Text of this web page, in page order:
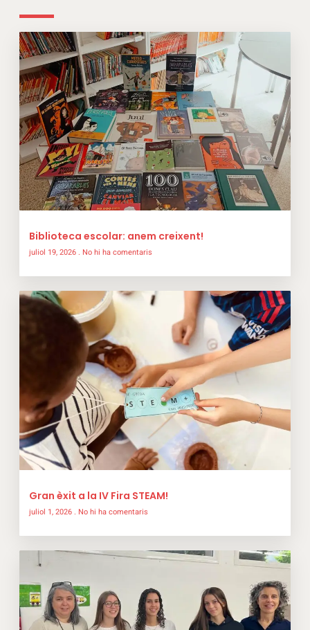
Biblioteca escolar: anem creixent!
juliol 19, 2026 No hi ha comentaris
Gran èxit a la IV Fira STEAM!
juliol 1, 2026 No hi ha comentaris